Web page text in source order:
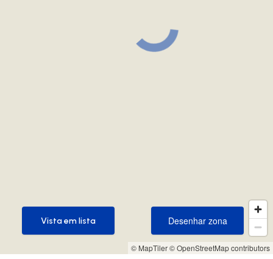
© MapTiler© OpenStreetMap contributors
Desenhar zona
Desenhar zona
Vista em lista
Vista em lista